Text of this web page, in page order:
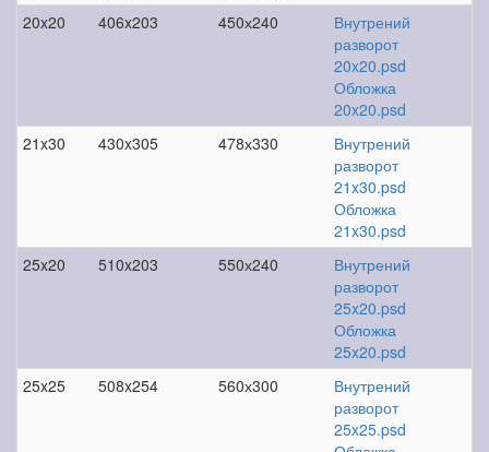
20x20 406x203 450х240
Внутрений
разворот
20x20.psd
Обложка
20x20.psd
21x30
430x305 478х330
Внутрений
разворот
21x30.psd
Обложка
21x30.psd
25x20
510x203 550х240
Внутрений
разворот
25x20.psd
Обложка
25x20.psd
25x25
508x254 560х300
Внутрений
разворот
25x25.psd